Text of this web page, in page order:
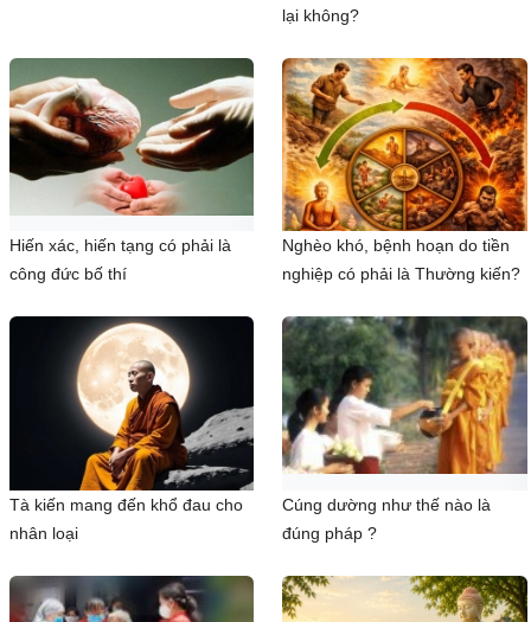
lại không?
Hiến xác, hiến tạng có phải là
công đức bố thí
Nghèo khó, bệnh hoạn do tiền
nghiệp có phải là Thường kiến?
Tà kiến mang đến khổ đau cho
nhân loại
Cúng dường như thế nào là
đúng pháp ?